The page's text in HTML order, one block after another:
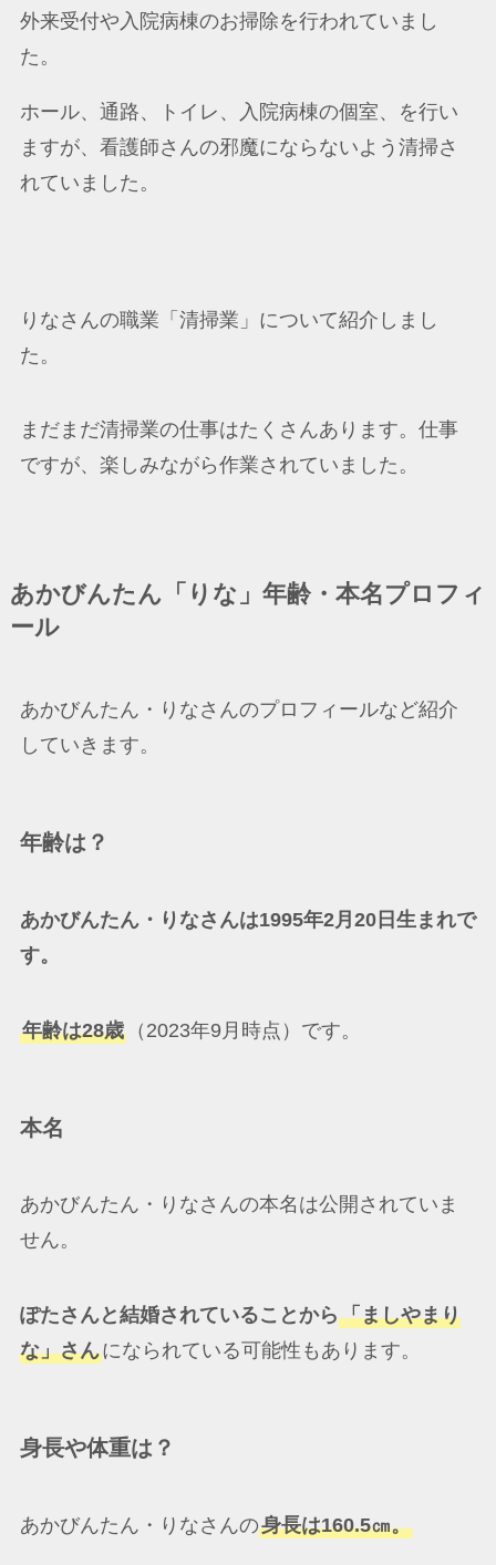
外来受付や入院病棟のお掃除を行われていまし
た。
ホール、通路、トイレ、入院病棟の個室、を行い
ますが、看護師さんの邪魔にならないよう清掃さ
れていました。
りなさんの職業「清掃業」について紹介しまし
た。
まだまだ清掃業の仕事はたくさんあります。仕事
ですが、楽しみながら作業されていました。
あかびんたん「りな」年齢・本名プロフィ
ール
あかびんたん・りなさんのプロフィールなど紹介
していきます。
年齢は？
あかびんたん・りなさんは1995年2月20日生まれで
す。
年齢は28歳（2023年9月時点）です。
本名
あかびんたん・りなさんの本名は公開されていま
せん。
ぽたさんと結婚されていることから「ましやまり
な」さんになられている可能性もあります。
身長や体重は？
あかびんたん・りなさんの身長は160.5㎝。